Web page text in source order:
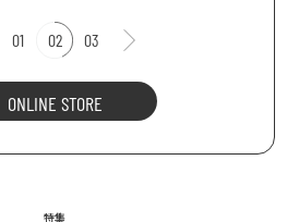
01 02 03
ONLINE STORE
特集